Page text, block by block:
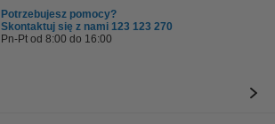
Potrzebujesz pomocy?
Skontaktuj się z nami 123 123 270
Pn-Pt od 8:00 do 16:00